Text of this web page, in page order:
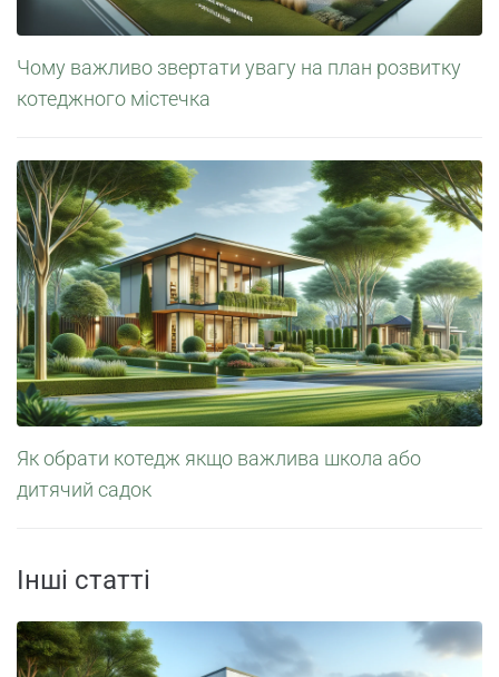
Чому важливо звертати увагу на план розвитку
котеджного містечка
Як обрати котедж якщо важлива школа або
дитячий садок
Інші статті